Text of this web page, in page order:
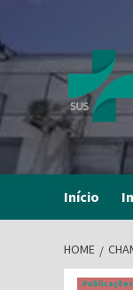
content
Início
HOME
Publicações